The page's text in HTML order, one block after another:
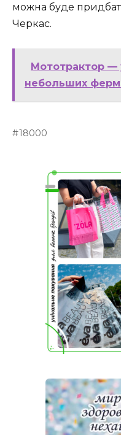
можна буде
Черкас.
Мототрактор
небольших
18000